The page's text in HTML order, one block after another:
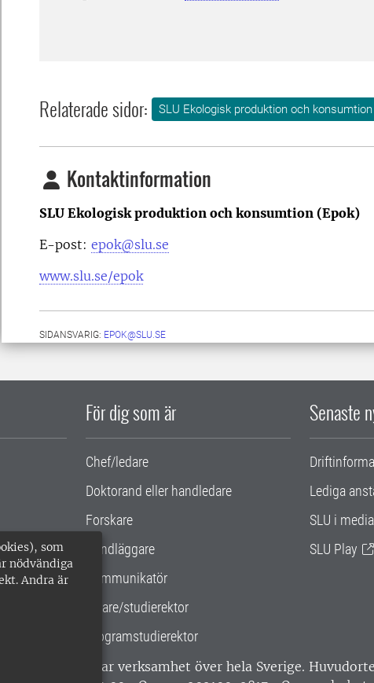
som
nödvändiga
Andra är
Relaterade sidor: SLU Ekologisk produktion och konsumtion
Kontaktinformation
SLU Ekologisk produktion och konsumtion (Epok)
E-post: epok@slu.se
www.slu.se/epok
SIDANSVARIG: EPOK@SLU.SE
För dig som är
Chef/ledare
Doktorand eller handledare
Forskare
Handläggare
Kommunikatör
Lärare/studierektor
Programstudierektor
Senaste
Lediga
SLU i media
SLU Play
har verksamhet över hela Sverige.